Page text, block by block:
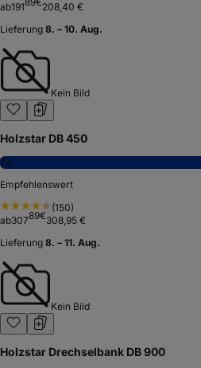
ab191
208,40 €
Lieferung 8. – 10. Aug.
Kein Bild
Holzstar DB 450
7,6
Empfehlenswert
(150)
ab30789€308,95 €
Lieferung 8. – 11. Aug.
Kein Bild
Holzstar Drechselbank DB 900